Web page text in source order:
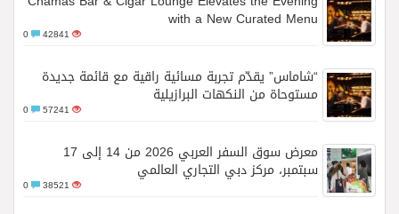
with a New Curated Menu
42841
“شاماس” يقدّم تجربة مسائية راقية مع قائمة جديدة
مستوحاة من النكهات البرازيلية
57241
معرض سوق السفر العربي 2026 من 14 إلى 17
سبتمبر، مركز دبي التجاري العالمي
38521